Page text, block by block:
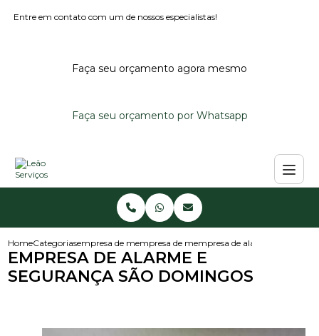
Entre em contato com um de nossos especialistas!
Faça seu orçamento agora mesmo
Faça seu orçamento por Whatsapp
HomeCategoriasempresa de monitoramento de alarmes
empresa de monitoramento de alarme
empresa de alarme e
EMPRESA DE ALARME E
SEGURANÇA SÃO DOMINGOS